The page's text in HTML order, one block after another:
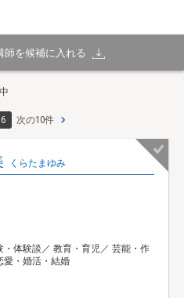
師を候補に入れる
6 次の10件
くらたまゆみ
体験談／ 教育・育児／ 芸能・作
愛・婚活・結婚